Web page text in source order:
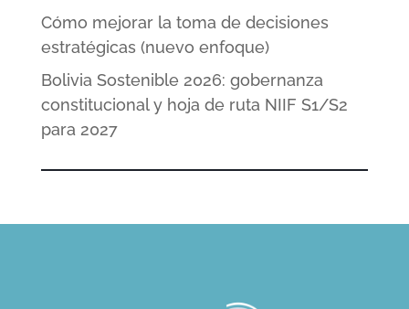
Cómo mejorar la toma de decisiones
estratégicas (nuevo enfoque)
Bolivia Sostenible 2026: gobernanza
constitucional y hoja de ruta NIIF S1/S2
para 2027